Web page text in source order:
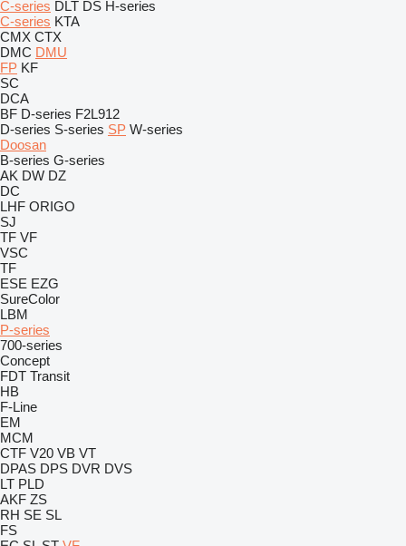
C-series DLT DS H-series
C-series KTA
CMX CTX
DMC DMU
FP KF
SC
DCA
BF D-series F2L912
D-series S-series SP W-series
Doosan
B-series G-series
AK DW DZ
DC
LHF ORIGO
SJ
TF VF
VSC
TF
ESE EZG
SureColor
LBM
P-series
700-series
Concept
FDT Transit
HB
F-Line
EM
MCM
CTF V20 VB VT
DPAS DPS DVR DVS
LT PLD
AKF ZS
RH SE SL
FS